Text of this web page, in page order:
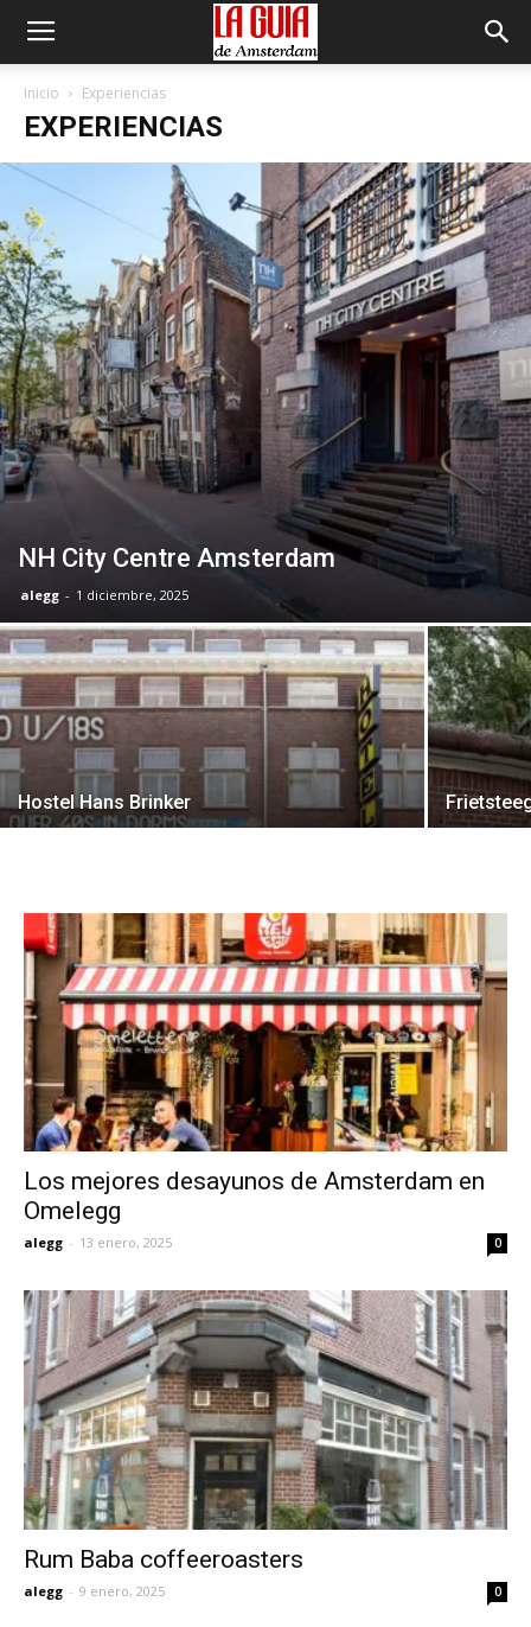
Inicio Experiencias
EXPERIENCIAS
NH City Centre Amsterdam
alegg - 1 diciembre, 2025
Hostel Hans Brinker
Los mejores desayunos de Amsterdam en
Omelegg
alegg - 13 enero, 2025 0
Rum Baba coffeeroasters
alegg - 9 enero, 2025 0